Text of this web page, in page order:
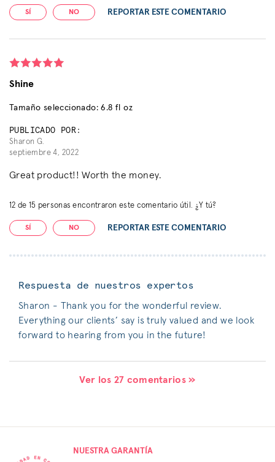
SÍ NO REPORTAR ESTE COMENTARIO
Shine
Tamaño seleccionado: 6.8 fl oz
PUBLICADO POR:
Sharon G.
septiembre 4, 2022
Great product!! Worth the money.
12 de 15 personas encontraron este comentario útil. ¿Y tú?
SÍ NO REPORTAR ESTE COMENTARIO
Respuesta de nuestros expertos
Sharon - Thank you for the wonderful review.
Everything our clients’ say is truly valued and we look
forward to hearing from you in the future!
Ver los 27 comentarios »
NUESTRA GARANTÍA